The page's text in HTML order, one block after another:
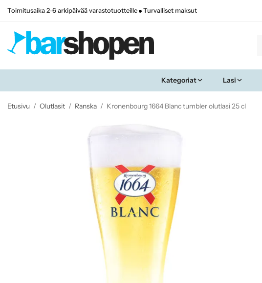
Toimitusaika 2-6 arkipäivää varastotuotteille Turvalliset maksut
Kategoriat Lasi
Etusivu / Olutlasit / Ranska / Kronenbourg 1664 Blanc tumbler olutlasi 25 cl